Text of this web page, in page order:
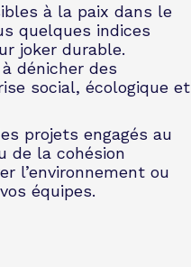
à la paix dans le
quelques indices
joker durable.
dénicher des
social, écologique et
projets engagés au
de la cohésion
l’environnement ou
équipes.